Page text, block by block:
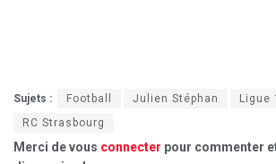
Sujets : Football Julien Stéphan
Ligue 1
RC Strasbourg
Merci de vous connecter pour commenter